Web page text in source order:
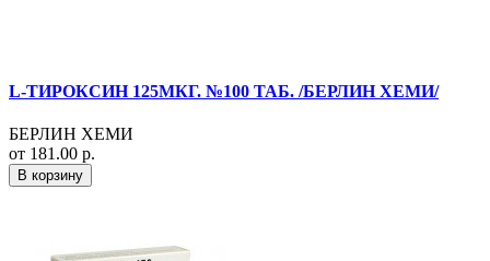
L-ТИРОКСИН 125МКГ. №100 ТАБ. /БЕРЛИН ХЕМИ/
БЕРЛИН ХЕМИ
от 181.00 р.
В корзину